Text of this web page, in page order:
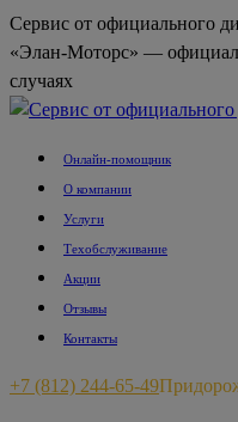
Перейти
к
содержанию
Сервис от официального
«Элан-Моторс» —
случаях
Онлайн-помощник
О компании
Услуги
Техобслуживание
Акции
Отзывы
Контакты
+7 (812) 244-65-49